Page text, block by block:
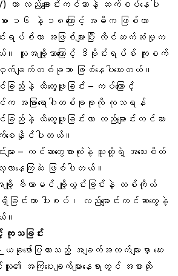
ဟာ လည်ချောင်းကင်ဆာနဲ့ ဆက်စပ်နေပါ
း ၁၆ နဲ့ ၁၈ကြောင့် အဓိက ဖြစ်တာ
ရပ်စ်ဟာ အဖြစ်များပြီး လိင်ဆက်ဆံမှုက
လူအချို့ဘာကြောင့် ဒီဗိုင်းရပ်စ် ကူးစက်
က်ချက်တစ်ခုသာ ဖြစ်နေပါသေးတယ်။
ည်နဲ့ ထိတွေ့ဖူးခြင်း – ကပ်ကြောင့်
င်က အခြားရောဂါတစ်ခုခုကို ကုသရန်
ာင်ခြည်နဲ့ ထိတွေ့ဖူးခြင်းဟာ လည်ချောင်းကင်ဆာ
စေနိုင်ပါတယ်။
းများ – ကင်ဆာတွေအားလုံးနဲ့ သူတို့ရဲ့ အသေးစိတ်
ာနေကြဆဲ ဖြစ်ပါတယ်။
– အချို့ ဗီတာမင် ချို့ယွင်းခြင်းနဲ့ တစ်ကိုယ်
းဟာ ပါးစပ်၊ လည်ချောင်းကင်ဆာတွေနဲ့
။
င့် ကုသခြင်း
ယခုဖော်ပြထားသည့် အချက်အလက်များမှာ ဆေး
အကြံပေးချက်များနေရာတွင် အစားထိုး